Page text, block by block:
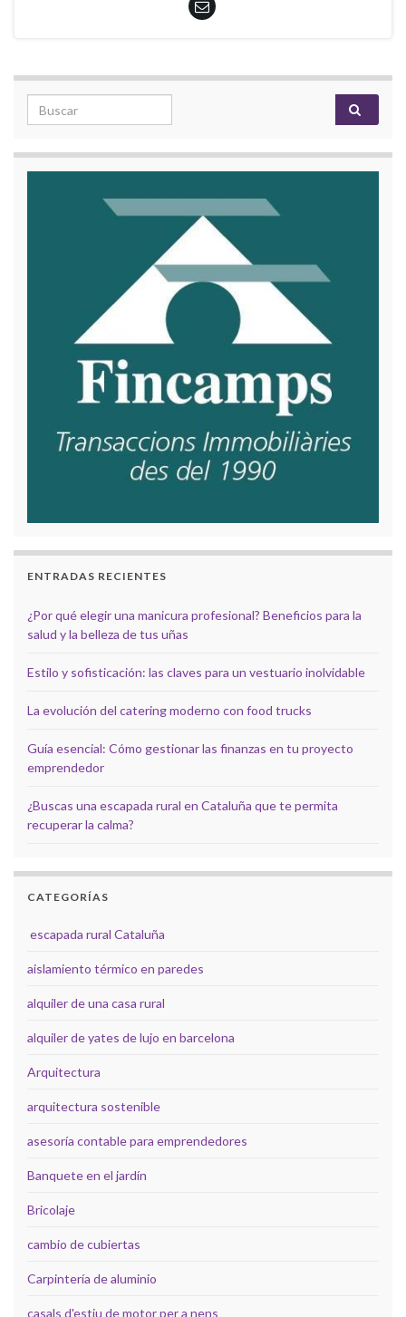
Search for:
ENTRADAS RECIENTES
¿Por qué elegir una manicura profesional? Beneficios para la
salud y la belleza de tus uñas
Estilo y sofisticación: las claves para un vestuario inolvidable
La evolución del catering moderno con food trucks
Guía esencial: Cómo gestionar las finanzas en tu proyecto
emprendedor
¿Buscas una escapada rural en Cataluña que te permita
recuperar la calma?
CATEGORÍAS
escapada rural Cataluña
aislamiento térmico en paredes
alquiler de una casa rural
alquiler de yates de lujo en barcelona
Arquitectura
arquitectura sostenible
asesoría contable para emprendedores
Banquete en el jardín
Bricolaje
cambio de cubiertas
Carpintería de aluminio
casals d'estiu de motor per a nens